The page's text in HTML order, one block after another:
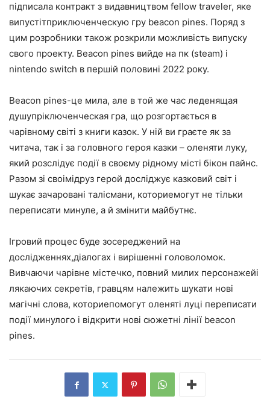
підписала контракт з видавництвом fellow traveler, яке
випустітприключенческую гру beacon pines. Поряд з
цим розробники також розкрили можливість випуску
свого проекту. Beacon pines вийде на пк (steam) і
nintendo switch в першій половині 2022 року.
Beacon pines-це мила, але в той же час леденящая
душупріключенческая гра, що розгортається в
чарівному світі з книги казок. У ній ви граєте як за
читача, так і за головного героя казки – оленяти луку,
який розслідує події в своєму рідному місті бікон пайнс.
Разом зі своімідруз герой досліджує казковий світ і
шукає зачаровані талісмани, коториемогут не тільки
переписати минуле, а й змінити майбутнє.
Ігровий процес буде зосереджений на
дослідженнях,діалогах і вирішенні головоломок.
Вивчаючи чарівне містечко, повний милих персонажейі
лякаючих секретів, гравцям належить шукати нові
магічні слова, коториепомогут оленяті луці переписати
події минулого і відкрити нові сюжетні лінії beacon
pines.